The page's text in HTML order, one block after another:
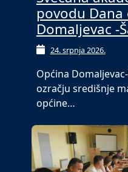
povodu Dana
Domaljevac -
24. srpnja 2026.
Općina
ozračju središnje
općine…